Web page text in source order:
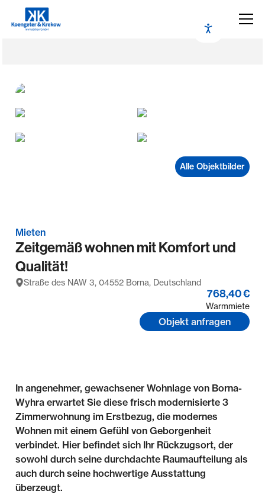
Alle Objektbilder
Mieten
Zeitgemäß wohnen mit Komfort und
Qualität!
Straße des NAW 3, 04552 Borna, Deutschland
768,40 €
Warmmiete
Objekt anfragen
In angenehmer, gewachsener Wohnlage von Borna-
Wyhra erwartet Sie diese frisch modernisierte 3
Zimmerwohnung im Erstbezug, die modernes
Wohnen mit einem Gefühl von Geborgenheit
verbindet. Hier befindet sich Ihr Rückzugsort, der
sowohl durch seine durchdachte Raumaufteilung als
auch durch seine hochwertige Ausstattung
überzeugt.